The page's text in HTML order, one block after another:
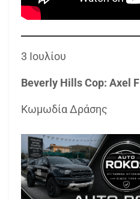
3 Ιουλίου
Beverly Hills Cop: Axel F
Κωμωδία Δράσης